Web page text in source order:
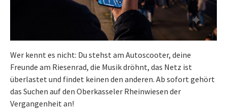
Wer kennt es nicht: Du stehst am Autoscooter, deine
Freunde am Riesenrad, die Musik dröhnt, das Netz ist
überlastet und findet keinen den anderen. Ab sofort gehört
das Suchen auf den Oberkasseler Rheinwiesen der
Vergangenheit an!